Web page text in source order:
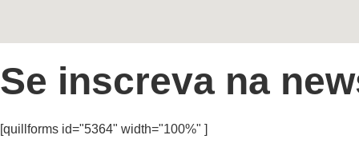
Se inscreva na
[quillforms id="5364" width="100%" ]